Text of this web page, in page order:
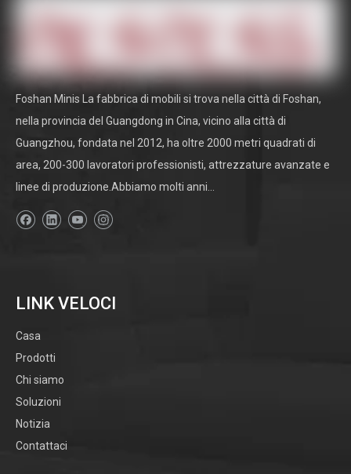
sotto un:
Letto da giardino Letto da giardino per esterni
Letto rotondo rilassante in rattan da giardino
Categoria di Prodotto
Foshan Minis La fabbrica di mobili si trova nella città di Foshan,
nella provincia del Guangdong in Cina, vicino alla città di
Guangzhou, fondata nel 2012, ha oltre 2000 metri quadrati di
area, 200-300 lavoratori professionisti, attrezzature avanzate e
linee di produzione.Abbiamo molti anni...
LINK VELOCI
Casa
Prodotti
Chi siamo
Soluzioni
Notizia
Contattaci